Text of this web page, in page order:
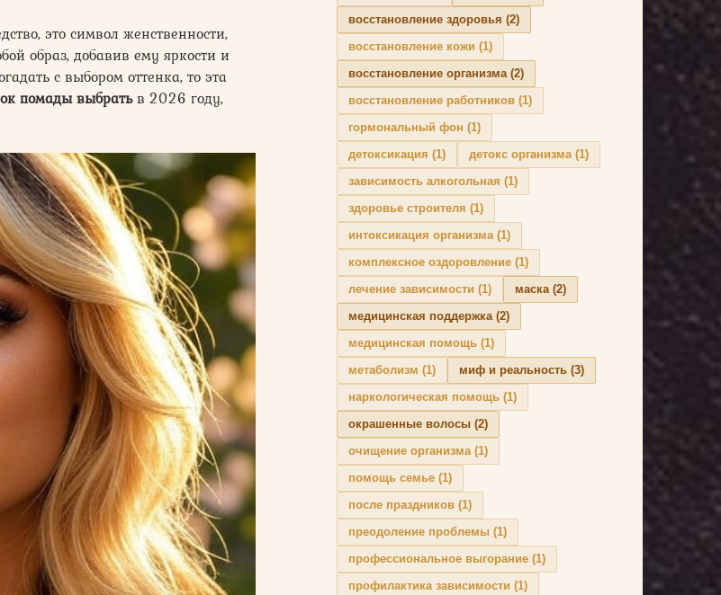
это символ женственности,
образ, добавив ему яркости и
с выбором оттенка, то эта
помады выбратьв 2026 году,
восстановление здоровья (2)
восстановление кожи (1)
восстановление организма(2)
восстановление работников (1)
гормональный фон (1)
детоксикация (1) детокс организма(1)
зависимость алкогольная (1)
здоровье строителя (1)
интоксикация организма(1)
комплексное оздоровление (1)
лечение зависимости (1) маска(2)
медицинская поддержка(2)
медицинская помощь (1)
метаболизм (1) миф и реальность (3)
наркологическая помощь (1)
окрашенные волосы (2)
очищение организма(1)
помощь семье (1)
после праздников (1)
преодоление проблемы (1)
профессиональное выгорание (1)
профилактика зависимости (1)